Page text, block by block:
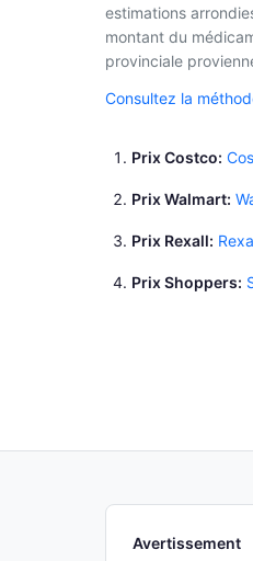
estimations
montant du
provinciale
Consultez la
Prix Costco
Prix Walmart
Prix Rexall
Prix Shoppers
Avertissement